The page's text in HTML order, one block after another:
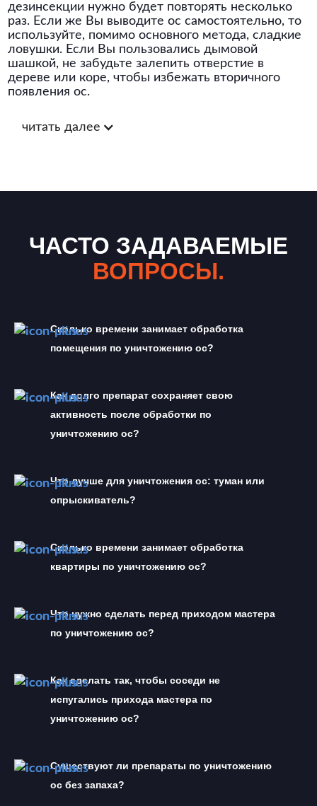
дезинсекции нужно будет повторять несколько
раз. Если же Вы выводите ос самостоятельно, то
используйте, помимо основного метода, сладкие
ловушки. Если Вы пользовались дымовой
шашкой, не забудьте залепить отверстие в
дереве или коре, чтобы избежать вторичного
появления ос.
читать далее
ЧАСТО ЗАДАВАЕМЫЕ
ВОПРОСЫ.
Сколько времени занимает обработка
помещения по уничтожению ос?
Как долго препарат сохраняет свою
активность после обработки по
уничтожению ос?
Что лучше для уничтожения ос: туман или
опрыскиватель?
Сколько времени занимает обработка
квартиры по уничтожению ос?
Что нужно сделать перед приходом мастера
по уничтожению ос?
Как сделать так, чтобы соседи не
испугались прихода мастера по
уничтожению ос?
Существуют ли препараты по уничтожению
ос без запаха?